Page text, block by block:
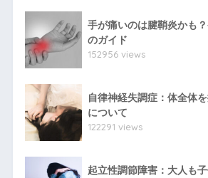
手が痛いのは腱鞘炎かも
のガイド
152956 views
自律神経失調症：体全体
について
122291 views
起立性調節障害：大人も